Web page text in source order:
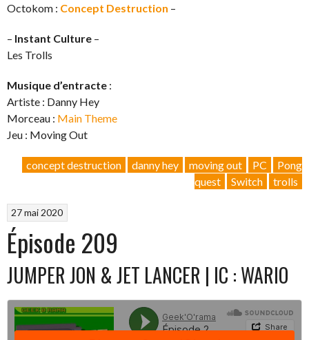
Octokom : Concept Destruction –
– Instant Culture –
Les Trolls
Musique d’entracte :
Artiste : Danny Hey
Morceau : Main Theme
Jeu : Moving Out
concept destruction danny hey moving out PC
Pong
quest
Switch trolls
27 mai 2020
Épisode 209
JUMPER JON & JET LANCER | IC : WARIO